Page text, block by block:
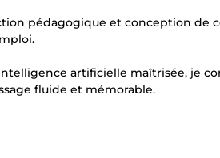
pédagogique et conception de
artificielle maîtrisée, je
fluide et mémorable.